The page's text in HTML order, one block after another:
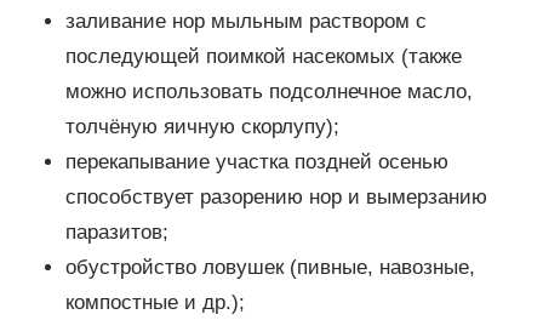
заливание нор мыльным раствором с
последующей поимкой насекомых (также
можно использовать подсолнечное масло,
толчёную яичную скорлупу);
перекапывание участка поздней осенью
способствует разорению нор и вымерзанию
паразитов;
обустройство ловушек (пивные, навозные,
компостные и др.);